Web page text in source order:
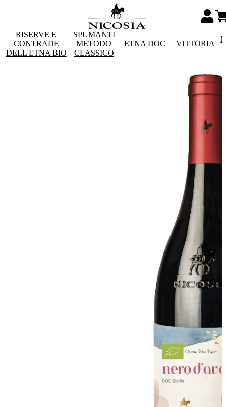
RISERVE E
CONTRADE
DELL'ETNA BIO
SPUMANTI
METODO
CLASSICO
ETNA DOC VITTORIA